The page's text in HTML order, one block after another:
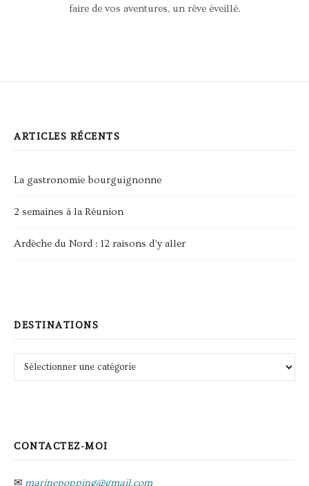
faire de vos aventures, un rêve éveillé.
ARTICLES RÉCENTS
La gastronomie bourguignonne
2 semaines à la Réunion
Ardèche du Nord : 12 raisons d’y aller
DESTINATIONS
Destinations
CONTACTEZ-MOI
✉ marinepopping@gmail.com